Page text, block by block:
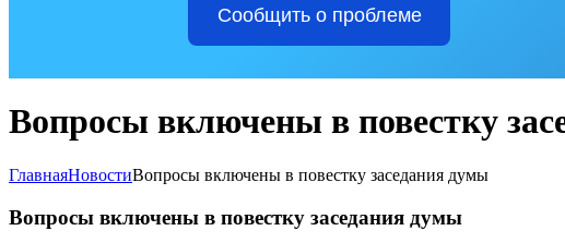
Сообщить о проблеме
Вопросы включены в повестку
ГлавнаяНовостиВопросы включены в повестку заседания думы
Вопросы включены в повестку заседания думы